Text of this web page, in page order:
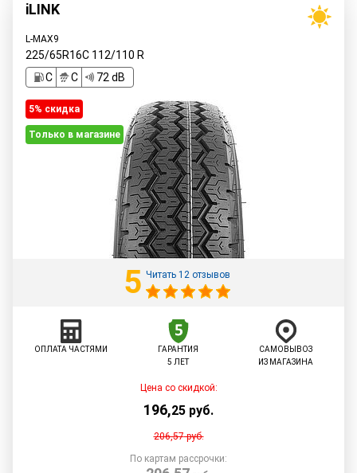
iLINK
L-MAX9
225/65R16C 112/110 R
C
C 72 dB
5% cкидка
Только в магазине
5 Читать 12 отзывов
ОПЛАТА ЧАСТЯМИ
ГАРАНТИЯ
5 ЛЕТ
САМОВЫВОЗ
ИЗ МАГАЗИНА
Цена со скидкой:
196,25 руб.
206,57руб.
По картам рассрочки: